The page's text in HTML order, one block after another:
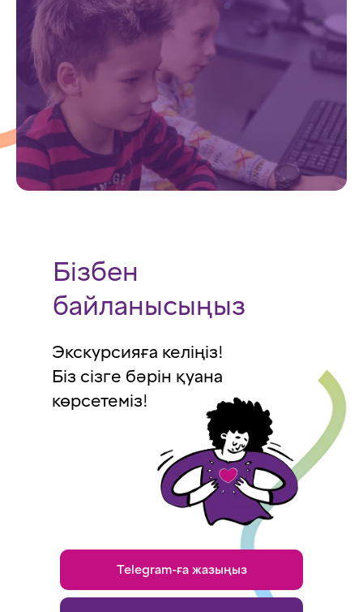
Бізбен
байланысыңыз
Экскурсияға келіңіз!
Біз сізге бәрін қуана
көрсетеміз!
Telegram-ға жазыңыз